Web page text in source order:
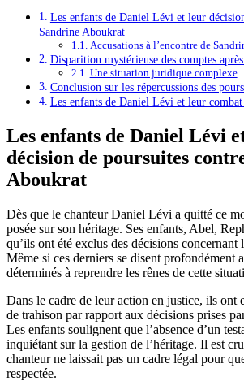
Les enfants de Daniel Lévi et leur
Sandrine Aboukrat
Accusations à l’encontre de
Disparition mystérieuse des comptes
Une situation juridique complexe
Conclusion sur les répercussions des
Les enfants de Daniel Lévi et leur
Les enfants de Daniel Lévi
décision de poursuites
Aboukrat
Dès que le chanteur Daniel Lévi a quitté ce
posée sur son héritage. Ses enfants, Abel,
qu’ils ont été exclus des décisions concernant
Même si ces derniers se disent profondément
déterminés à reprendre les rênes de cette
Dans le cadre de leur action en justice, ils ont
de trahison par rapport aux décisions prises
Les enfants soulignent que l’absence d’un
inquiétant sur la gestion de l’héritage. Il est
chanteur ne laissait pas un cadre légal pour
respectée.